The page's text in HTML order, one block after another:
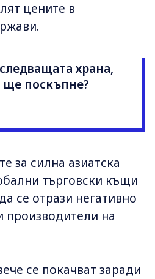
цените в
храна,
ще поскъпне?
за силна азиатска
търговски къщи
се отрази негативно
производители на
се покачват заради